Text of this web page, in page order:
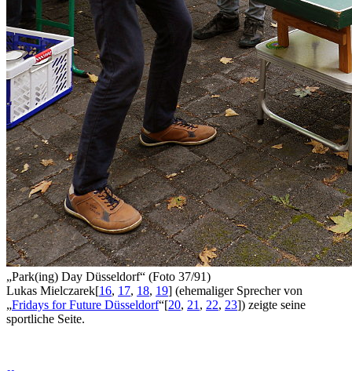
„Park(ing) Day Düsseldorf“ (Foto 37/91)
Lukas Mielczarek[16, 17, 18, 19] (ehemaliger Sprecher von
„Fridays for Future Düsseldorf“[20, 21 , 22, 23]) zeigte seine
sportliche Seite.